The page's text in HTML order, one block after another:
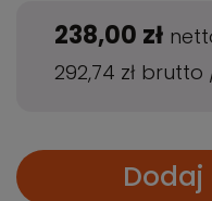
238,00 zł
292,74 zł brutto
Dodaj